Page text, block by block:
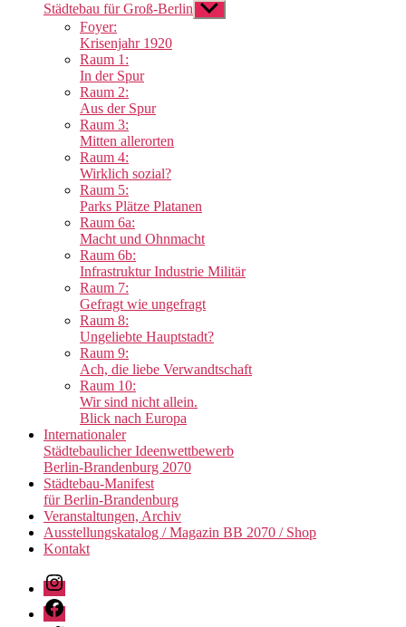
Städtebau für Groß-Berlin Untermenü
anzeigen
Foyer:
Krisenjahr 1920
Raum 1:
In der Spur
Raum 2:
Aus der Spur
Raum 3:
Mitten allerorten
Raum 4:
Wirklich sozial?
Raum 5:
Parks Plätze Platanen
Raum 6a:
Macht und Ohnmacht
Raum 6b:
Infrastruktur Industrie Militär
Raum 7:
Gefragt wie ungefragt
Raum 8:
Ungeliebte Hauptstadt?
Raum 9:
Ach, die liebe Verwandtschaft
Raum 10:
Wir sind nicht allein.
Blick nach Europa
Internationaler
Städtebaulicher Ideenwettbewerb
Berlin-Brandenburg 2070
Städtebau-Manifest
für Berlin-Brandenburg
Veranstaltungen, Archiv
Ausstellungskatalog / Magazin BB 2070 / Shop
Kontakt
Instagram
Facebook